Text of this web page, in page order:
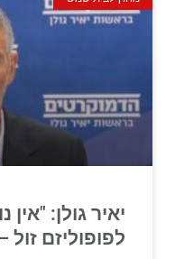
יאיר גולן:
לפופוליזם